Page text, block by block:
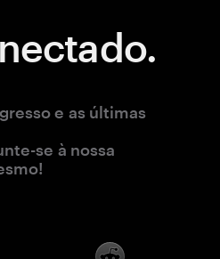
e as últimas
se à nossa